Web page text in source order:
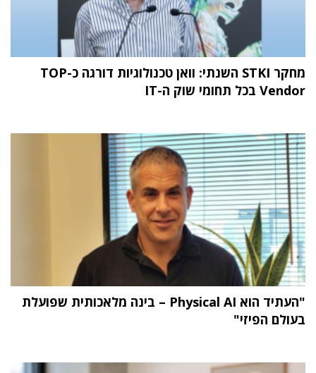
מחקר STKI השנתי: וואן טכנולוגיות דורגה כ-TOP
Vendor בכל תחומי שוק ה-IT
"העתיד הוא Physical AI – בינה מלאכותית שפועלת
בעולם הפיזי"